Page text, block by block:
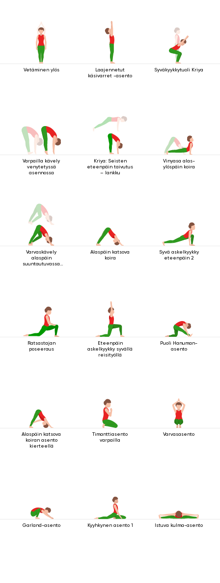
Vetäminen ylös
Laajennetut
käsivarret -asento
Syväkyykkytuoli Kriya
Varpailla kävely
venytetyssä
asennossa
Kriya: Seisten
eteenpäin taivutus
– lankku
Vinyasa alas-
ylöspäin koira
Varvaskävely
alaspäin
suuntautuvassa
Alaspäin katsova
koira
Syvä askelkyykky
eteenpäin 2
Ratsastajan
poseeraus
Eteenpäin
askelkyykky syvällä
reisityöllä
Puoli Hanuman-
asento
Alaspäin katsova
koiran asento
kierteellä
Timanttiasento
varpailla
Varvasasento
Garland-asento Kyyhkynen asento 1 Istuva kulma-asento